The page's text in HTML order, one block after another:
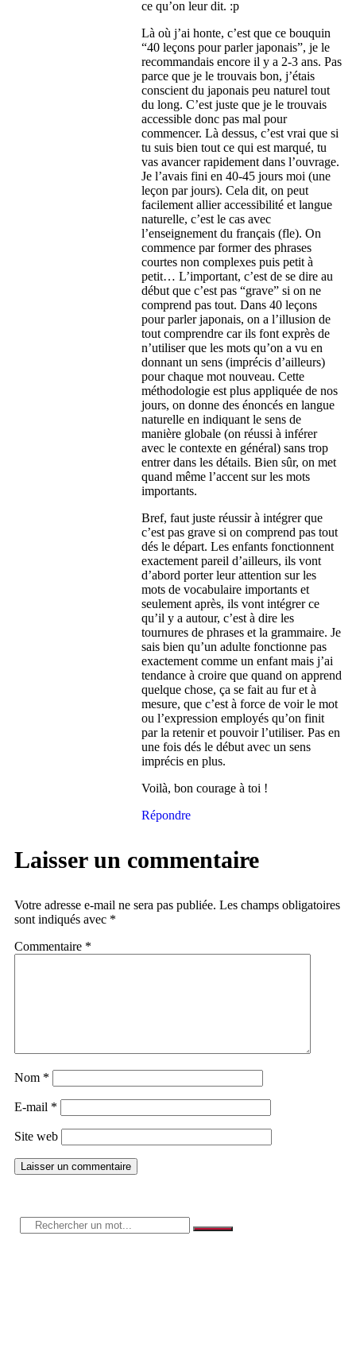
ce qu’on leur dit. :p
Là où j’ai honte, c’est que ce bouquin
“40 leçons pour parler japonais”, je le
recommandais encore il y a 2-3 ans. Pas
parce que je le trouvais bon, j’étais
conscient du japonais peu naturel tout
du long. C’est juste que je le trouvais
accessible donc pas mal pour
commencer. Là dessus, c’est vrai que si
tu suis bien tout ce qui est marqué, tu
vas avancer rapidement dans l’ouvrage.
Je l’avais fini en 40-45 jours moi (une
leçon par jours). Cela dit, on peut
facilement allier accessibilité et langue
naturelle, c’est le cas avec
l’enseignement du français (fle). On
commence par former des phrases
courtes non complexes puis petit à
petit… L’important, c’est de se dire au
début que c’est pas “grave” si on ne
comprend pas tout. Dans 40 leçons
pour parler japonais, on a l’illusion de
tout comprendre car ils font exprès de
n’utiliser que les mots qu’on a vu en
donnant un sens (imprécis d’ailleurs)
pour chaque mot nouveau. Cette
méthodologie est plus appliquée de nos
jours, on donne des énoncés en langue
naturelle en indiquant le sens de
manière globale (on réussi à inférer
avec le contexte en général) sans trop
entrer dans les détails. Bien sûr, on met
quand même l’accent sur les mots
importants.
Bref, faut juste réussir à intégrer que
c’est pas grave si on comprend pas tout
dés le départ. Les enfants fonctionnent
exactement pareil d’ailleurs, ils vont
d’abord porter leur attention sur les
mots de vocabulaire importants et
seulement après, ils vont intégrer ce
qu’il y a autour, c’est à dire les
tournures de phrases et la grammaire. Je
sais bien qu’un adulte fonctionne pas
exactement comme un enfant mais j’ai
tendance à croire que quand on apprend
quelque chose, ça se fait au fur et à
mesure, que c’est à force de voir le mot
ou l’expression employés qu’on finit
par la retenir et pouvoir l’utiliser. Pas en
une fois dés le début avec un sens
imprécis en plus.
Voilà, bon courage à toi !
Répondre
Laisser un commentaire
Votre adresse e-mail ne sera pas publiée. Les champs obligatoires
sont indiqués avec *
Commentaire *
Nom *
E-mail *
Site web